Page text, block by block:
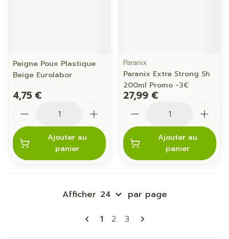
Peigne Poux Plastique
Beige Eurolabor
4,75 €
Ajouter au
panier
Paranix
Paranix Extra Strong Sh
200ml Promo -3€
27,99 €
Ajouter au
panier
Pages
Vous lisez actuellement la
1 Page
2 Page
3
Afficher par page